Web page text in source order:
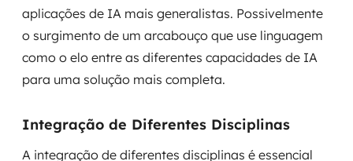
aplicações de IA mais generalistas. Possivelmente
o surgimento de um arcabouço que use linguagem
como o elo entre as diferentes capacidades de IA
para uma solução mais completa.
Integração de Diferentes Disciplinas
A integração de diferentes disciplinas é essencial